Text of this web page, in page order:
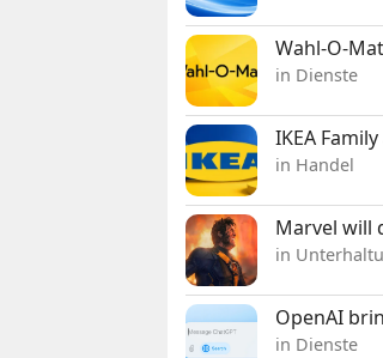
Wahl-O-
in Dienste
IKEA
in Handel
Marvel will
in
OpenAI
in Dienste